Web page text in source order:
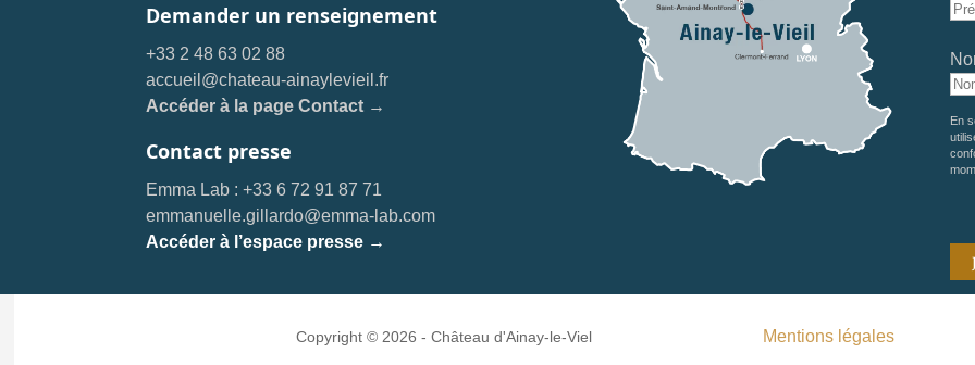
Demander un renseignement
+33 2 48 63 02 88
accueil@chateau-ainaylevieil.fr
Accéder à la page Contact →
Contact presse
Emma Lab : +33 6 72 91 87 71
emmanuelle.gillardo@emma-lab.com
Accéder à l’espace presse →
En
Copyright © 2026 - Château d'Ainay-le-Viel Mentions légales